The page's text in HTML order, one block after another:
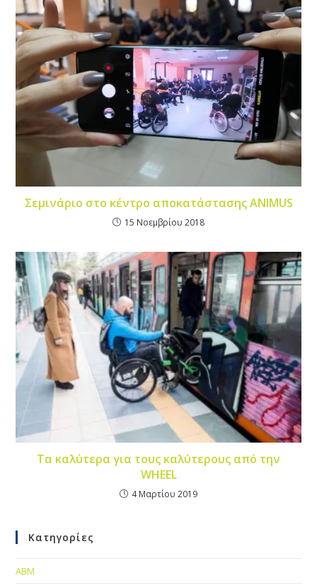
Σεμινάριο στο κέντρο αποκατάστασης ANIMUS
15 Νοεμβρίου 2018
Τα καλύτερα για τους καλύτερους από την
WHEEL
4 Μαρτίου 2019
Κατηγορίες
ABM